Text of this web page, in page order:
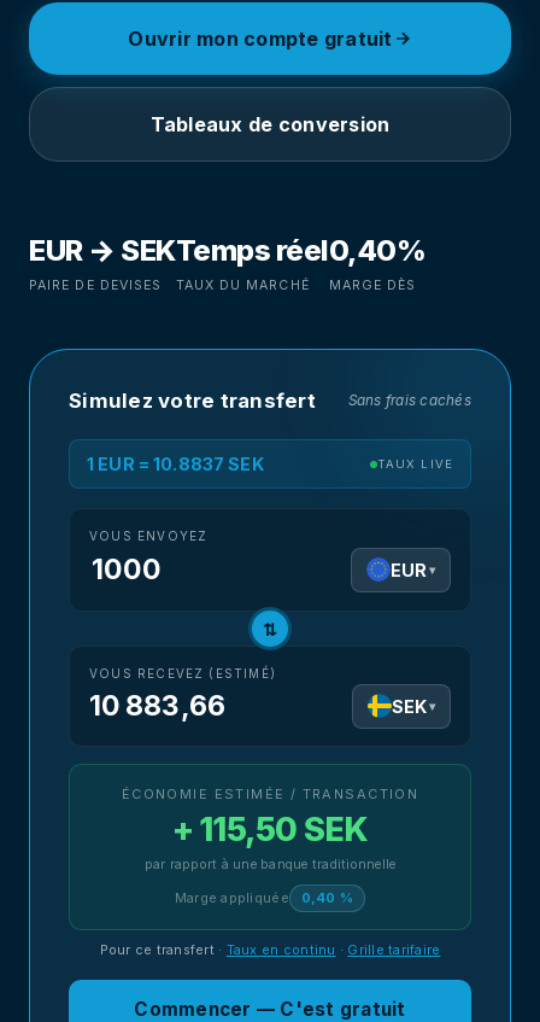
Ouvrir mon compte gratuit
Tableaux de conversion
EUR → SEK
PAIRE DE DEVISES
Temps réel
TAUX DU MARCHÉ
0,40%
MARGE DÈS
Simulez votre transfert Sans frais cachés
1 EUR = 10.8837 SEK TAUX LIVE
VOUS ENVOYEZ
EUR ▾
⇅
VOUS RECEVEZ (ESTIMÉ)
10 883,66 SEK▾
ÉCONOMIE ESTIMÉE / TRANSACTION
+ 115,50 SEK
par rapport à une banque traditionnelle
Marge appliquée 0,40 %
Pour ce transfert· Taux en continu · Grille tarifaire
Commencer — C'est gratuit